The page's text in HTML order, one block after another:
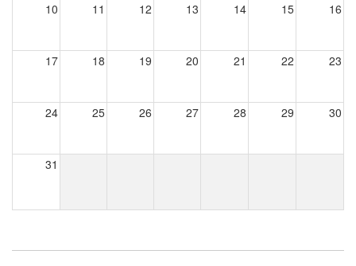
10 11 12 13 14 15 16
17 18 19 20 21 22 23
24 25 26 27 28 29 30
31